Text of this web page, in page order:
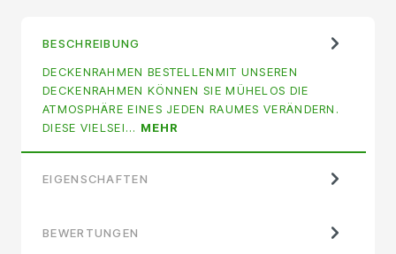
BESCHREIBUNG
DECKENRAHMEN BESTELLENMIT UNSEREN
DECKENRAHMEN KÖNNEN SIE MÜHELOS DIE
ATMOSPHÄRE EINES JEDEN RAUMES VERÄNDERN.
DIESE VIELSEI… MEHR
EIGENSCHAFTEN
BEWERTUNGEN